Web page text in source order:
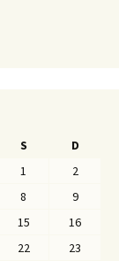
S
D
1
2
8
9
15
16
22
23